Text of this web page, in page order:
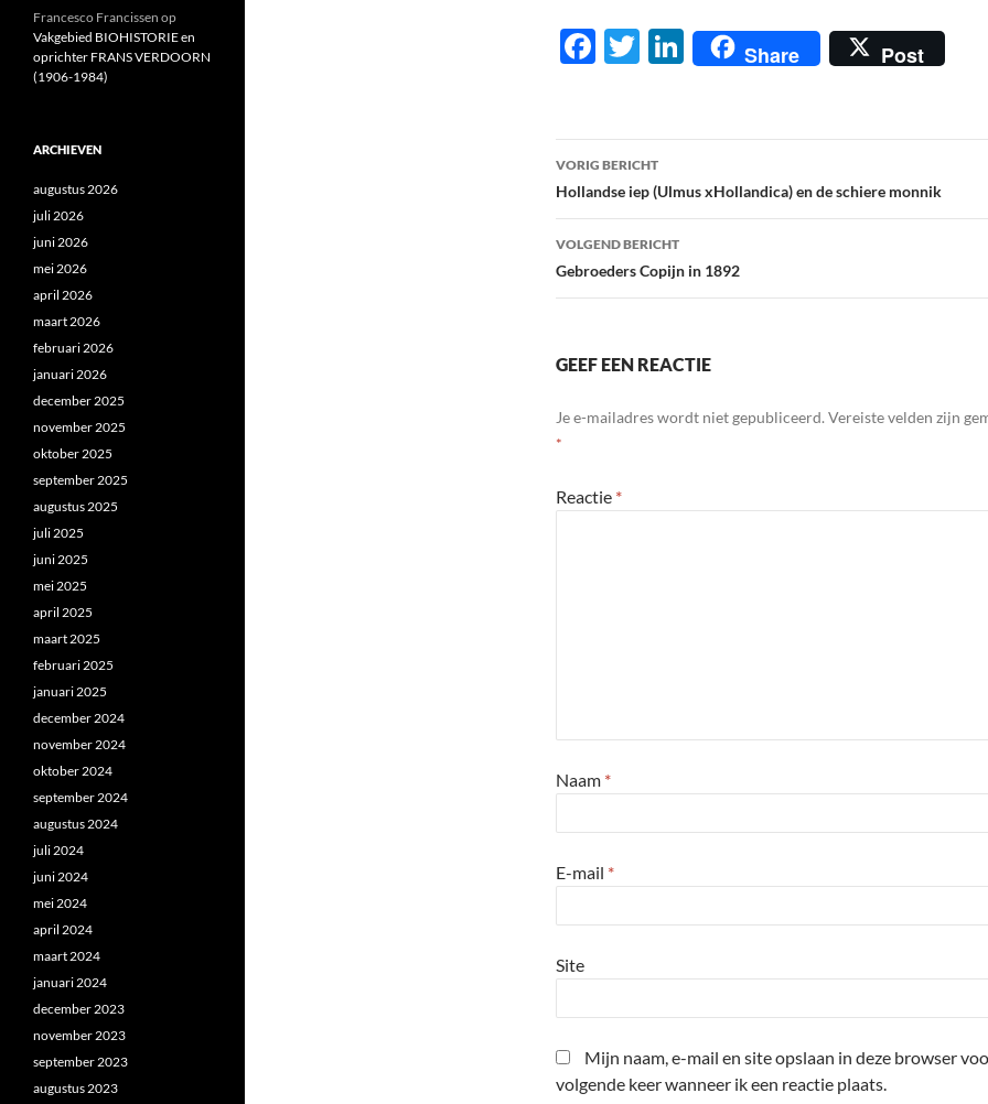
F
b
o
o
k
T
er
Li
n
e
dI
n
Share Post
Berichtnavigatie
VORIG BERICHT
Hollandse iep (Ulmus xHollandica) en de schiere monnik
VOLGEND BERICHT
Gebroeders Copijn in 1892
GEEF EEN REACTIE
Je e-mailadres wordt niet gepubliceerd. Vereiste velden zijn
*
Reactie *
Naam *
E-mail *
Site
Mijn naam, e-mail en site opslaan in deze browser
volgende keer wanneer ik een reactie plaats.
Francesco Francissen op
Vakgebied BIOHISTORIE en
oprichter FRANS VERDOORN
(1906-1984)
ARCHIEVEN
augustus 2026
juli 2026
juni 2026
mei 2026
april 2026
maart 2026
februari 2026
januari 2026
december 2025
november 2025
oktober 2025
september 2025
augustus 2025
juli 2025
juni 2025
mei 2025
april 2025
maart 2025
februari 2025
januari 2025
december 2024
november 2024
oktober 2024
september 2024
augustus 2024
juli 2024
juni 2024
mei 2024
april 2024
maart 2024
januari 2024
december 2023
november 2023
september 2023
augustus 2023